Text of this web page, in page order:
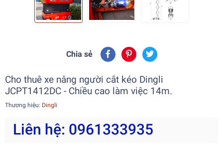
Chia sẻ
Cho thuê xe nâng người cắt kéo Dingli
JCPT1412DC - Chiều cao làm việc 14m.
Thương hiệu: Dingli
Liên hệ: 0961333935